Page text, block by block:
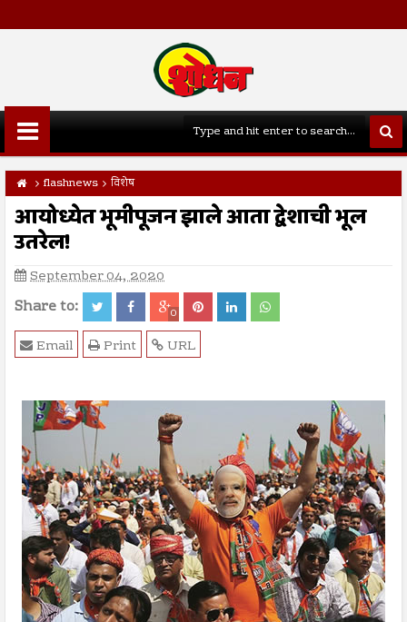
flashnews विशेष
आयोध्येत भूमीपूजन झाले आता द्वेशाची भूल
उतरेल!
September 04, 2020
Share to: 0
URL
Print
Email